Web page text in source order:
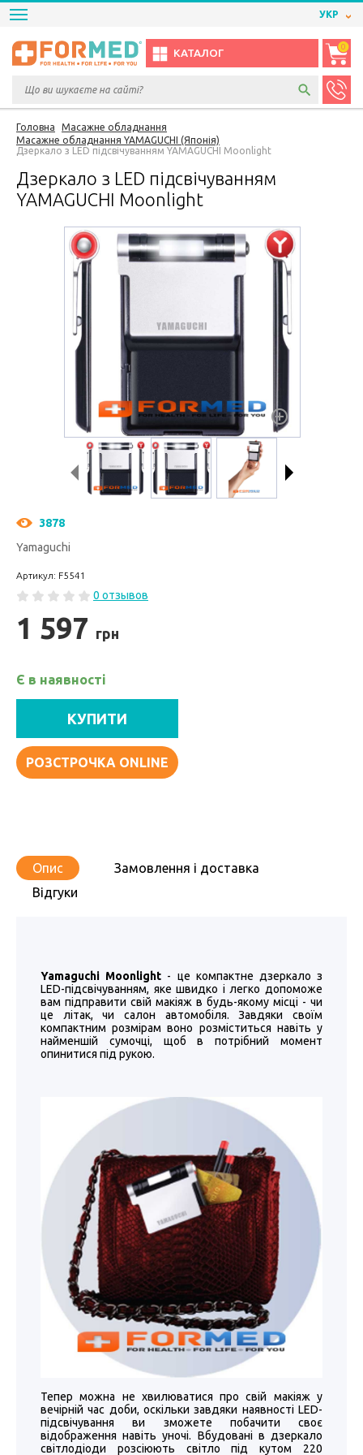
УКР
КАТАЛОГ
0
Головна
Масажне обладнання
Масажне обладнання YAMAGUCHI (Японія)
Дзеркало з LED підсвічуванням YAMAGUCHI Moonlight
Дзеркало з LED підсвічуванням
YAMAGUCHI Moonlight
3878
Yamaguchi
Артикул: F5541
0 отзывов
1 597 грн
Є в наявності
КУПИТИ
РОЗСТРОЧКА ONLINE
Опис
Замовлення і доставка
Відгуки
Yamaguchi Moonlight - це компактне дзеркало з
LED-підсвічуванням, яке швидко і легко допоможе
вам підправити свій макіяж в будь-якому місці - чи
це літак, чи салон автомобіля. Завдяки своїм
компактним розмірам воно розміститься навіть у
найменшій сумочці, щоб в потрібний момент
опинитися під рукою.
Тепер можна не хвилюватися про свій макіяж у
вечірній час доби, оскільки завдяки наявності LED-
підсвічування ви зможете побачити своє
відображення навіть уночі. Вбудовані в дзеркало
світлодіоди розсіюють світло під кутом 220